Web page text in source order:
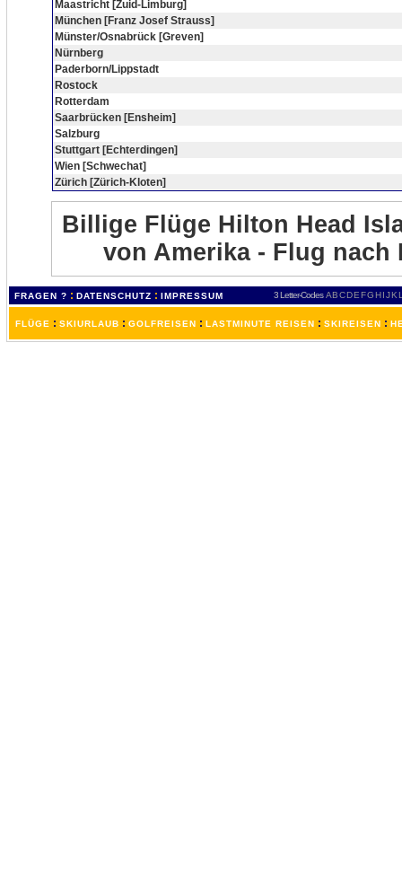
Maastricht [Zuid-Limburg]
München [Franz Josef Strauss]
Münster/Osnabrück [Greven]
Nürnberg
Paderborn/Lippstadt
Rostock
Rotterdam
Saarbrücken [Ensheim]
Salzburg
Stuttgart [Echterdingen]
Wien [Schwechat]
Zürich [Zürich-Kloten]
Billige Flüge Hilton Head
von Amerika - Flug
FRAGEN ? : DATENSCHUTZ : IMPRESSUM 3 Letter-Codes ABCDEFGH IJKL
FLÜGE : SKIURLAUB : GOLFREISEN : LASTMINUTE REISEN : SKIREISEN :